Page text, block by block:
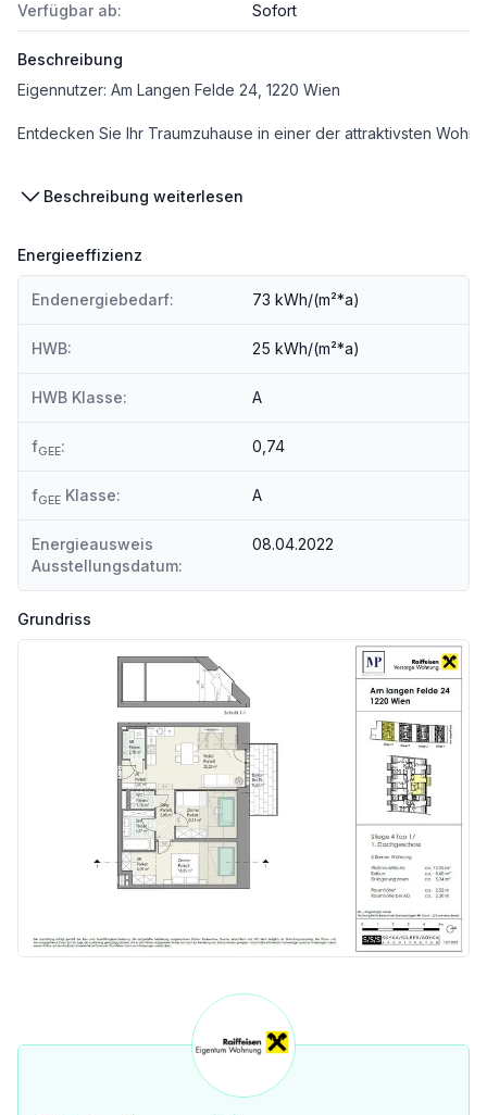
Verfügbar ab: Sofort
Beschreibung
Eigennutzer: Am Langen Felde 24, 1220 Wien
Entdecken Sie Ihr Traumzuhause in einer der attraktivsten
Direkt an der Schnittstelle zwischen der belebten Stadt und
Die optimale Verkehrsanbindung durch die U-Bahn Linie U1,
Nachhaltiges Wohnen:
Die ausgewiesenen Preise verstehen sich als
Dieses Projekt bietet eine einmalige Gelegenheit
Beschreibung weiterlesen
Energieeffizienz
Endenergiebedarf: 73 kWh/(m²*a)
HWB: 25 kWh/(m²*a)
HWB Klasse: A
fGEE: 0,74
fGEE Klasse: A
Energieausweis
Ausstellungsdatum:
08.04.2022
Grundriss